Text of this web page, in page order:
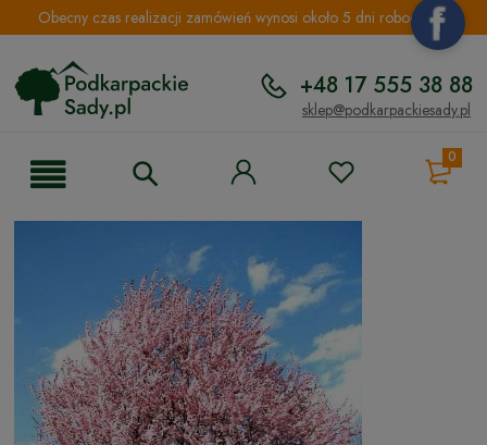
Obecny czas realizacji zamówień wynosi około 5 dni roboczych.
+48 17 555 38 88
sklep@podkarpackiesady.pl
0